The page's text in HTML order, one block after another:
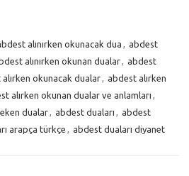
alınırken okunacak dua , abdest
alınırken okunan dualar, abdest
okunacak dualar, abdest alırken
alırken okunan dualar ve anlamları ,
dualar, abdest duaları , abdest
arapça türkçe , abdest duaları diyanet